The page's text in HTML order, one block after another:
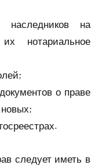
наследников на
нотариальное
о праве
следует иметь в